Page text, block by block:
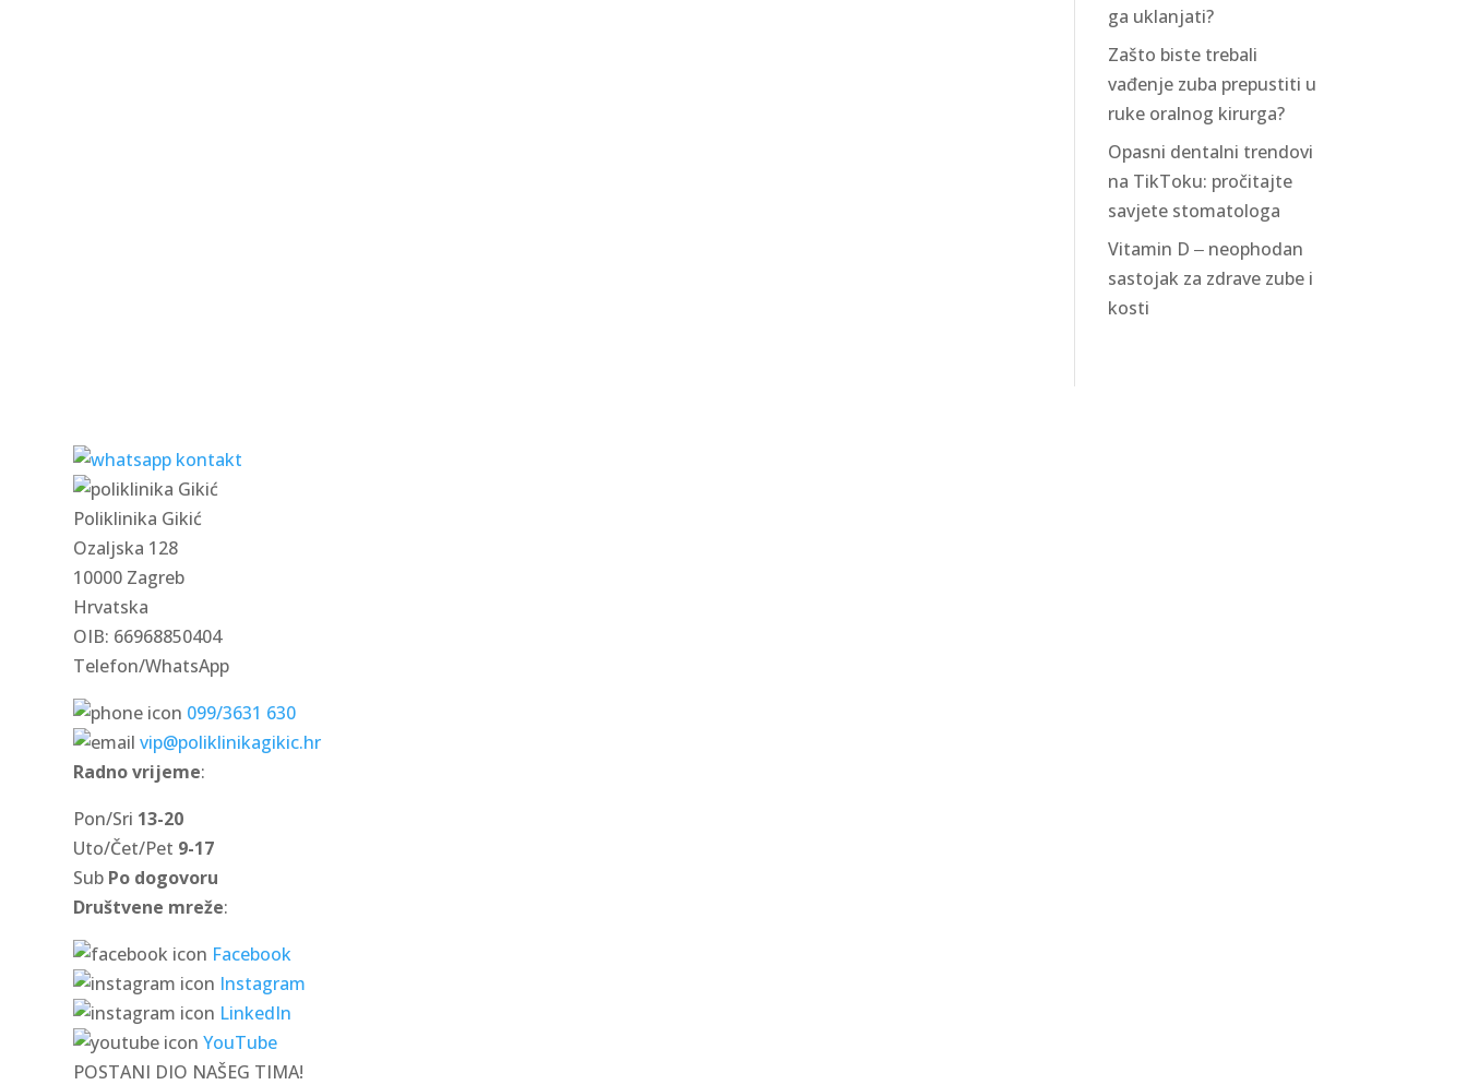
ga uklanjati?
Zašto biste trebali
vađenje zuba prepustiti u
ruke oralnog kirurga?
Opasni dentalni trendovi
na TikToku: pročitajte
savjete stomatologa
Vitamin D ‒ neophodan
sastojak za zdrave zube i
kosti
Poliklinika Gikić
Ozaljska 128
10000 Zagreb
Hrvatska
OIB: 66968850404
Telefon/WhatsApp
099/3631 630
vip@poliklinikagikic.hr
Radno vrijeme:
Pon/Sri 13-20
Uto/Čet/Pet 9-17
Sub Po dogovoru
Društvene mreže:
Facebook
Instagram
LinkedIn
YouTube
POSTANI DIO NAŠEG TIMA!